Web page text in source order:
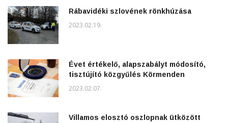
Rábavidéki szlovének rönkhúzása
2023.02.19.
Évet értékelő, alapszabályt módosító,
tisztújító közgyűlés Körmenden
2023.02.07.
Villamos elosztó oszlopnak ütközött